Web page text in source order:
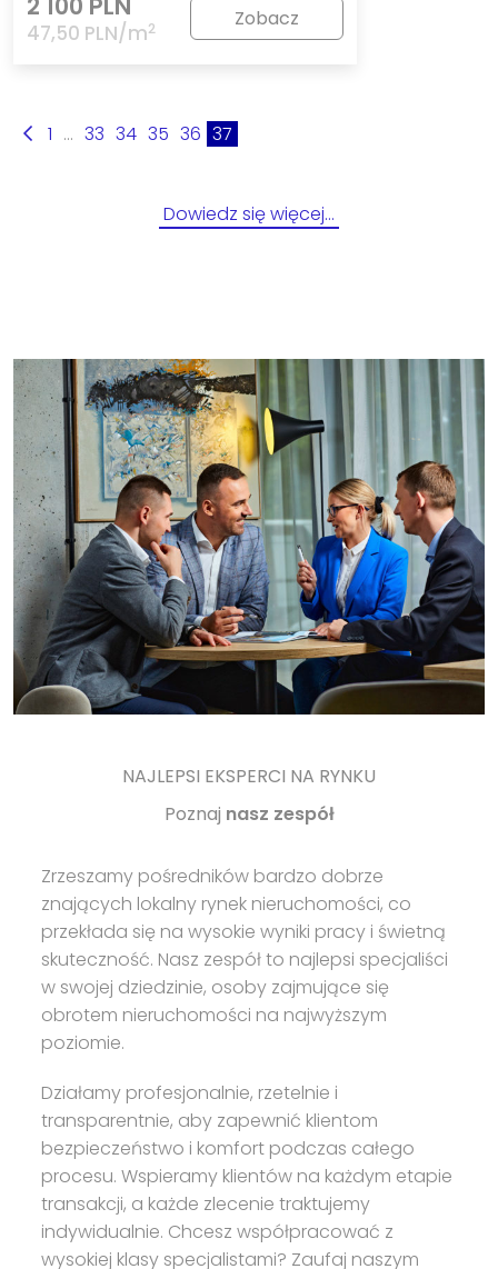
47,50 PLN/m2 Zobacz
1 ... 33 34 35 36 37
Dowiedz się więcej…
NAJLEPSI EKSPERCI NA RYNKU
Poznaj nasz zespół
Zrzeszamy pośredników bardzo dobrze
znających lokalny rynek nieruchomości, co
przekłada się na wysokie wyniki pracy i świetną
skuteczność. Nasz zespół to najlepsi specjaliści
w swojej dziedzinie, osoby zajmujące się
obrotem nieruchomości na najwyższym
poziomie.
Działamy profesjonalnie, rzetelnie i
transparentnie, aby zapewnić klientom
bezpieczeństwo i komfort podczas całego
procesu. Wspieramy klientów na każdym etapie
transakcji, a każde zlecenie traktujemy
indywidualnie. Chcesz współpracować z
wysokiej klasy specjalistami? Zaufaj naszym